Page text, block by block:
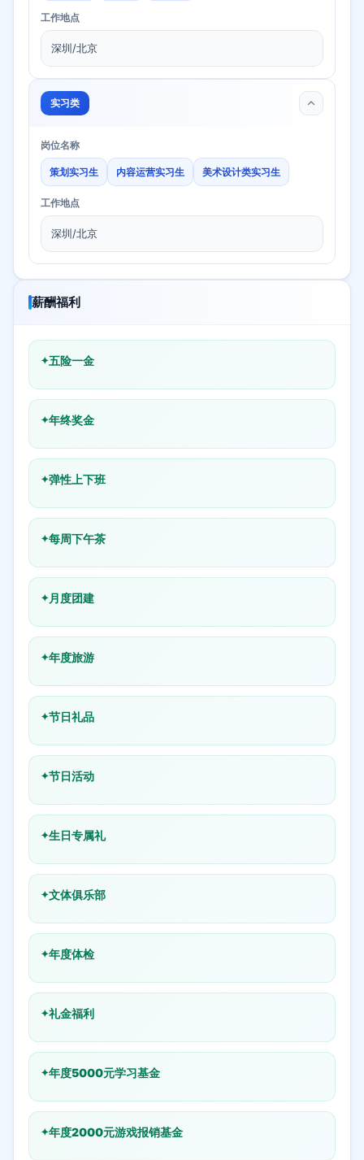
工作地点
深圳/北京
实习类
岗位名称
策划实习生 内容运营实习生 美术设计类实习生
工作地点
深圳/北京
薪酬福利
五险一金
年终奖金
弹性上下班
每周下午茶
月度团建
年度旅游
节日礼品
节日活动
生日专属礼
文体俱乐部
年度体检
礼金福利
年度5000元学习基金
年度2000元游戏报销基金